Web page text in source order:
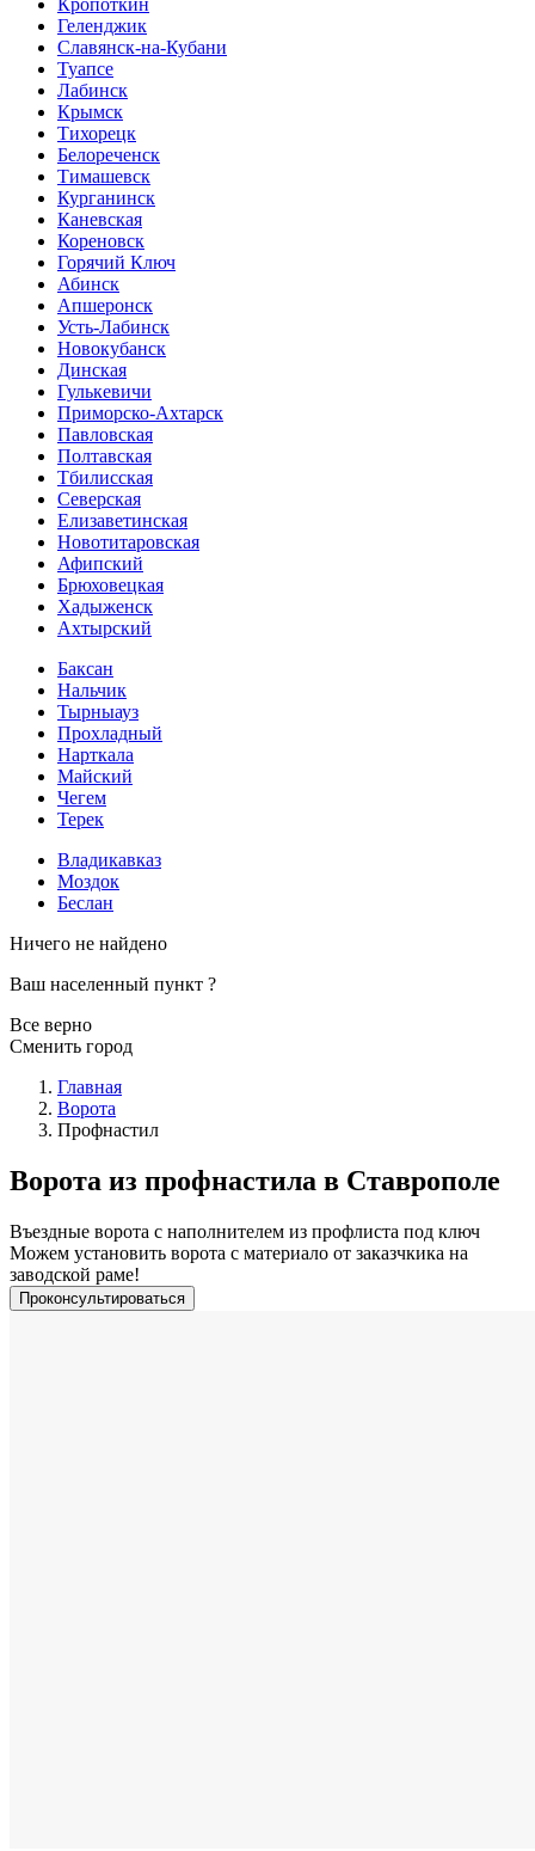
Геленджик
Славянск-на-Кубани
Туапсе
Лабинск
Крымск
Тихорецк
Белореченск
Тимашевск
Курганинск
Каневская
Кореновск
Горячий Ключ
Абинск
Апшеронск
Усть-Лабинск
Новокубанск
Динская
Гулькевичи
Приморско-Ахтарск
Павловская
Полтавская
Тбилисская
Северская
Елизаветинская
Новотитаровская
Афипский
Брюховецкая
Хадыженск
Ахтырский
Баксан
Нальчик
Тырныауз
Прохладный
Нарткала
Майский
Чегем
Терек
Владикавказ
Моздок
Беслан
Ничего не найдено
Ваш населенный пункт ?
Все верно
Сменить город
Главная
Ворота
Профнастил
Ворота из профнастила в Ставрополе
Въездные ворота с наполнителем из профлиста под ключ
Можем установить ворота с материало от заказчкика на
заводской раме!
Проконсультироваться